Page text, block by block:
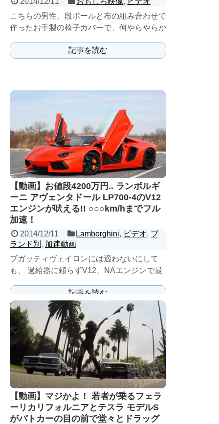
こちらの男性、段ボールと布の組み合わせで
作ったお手製の椅子カバーで、何やらやらか
記事を読む
【動画】お値段4200万円.. ランボルギ
ーニ アヴェンタドール LP700-4のV12
エンジンが吠える!! ○○○km/hまでフル
加速！
2014/12/11 Lamborghini, ビデオ, ブ
ランド別 , 加速動画
ブガッティヴェイロンには適わないにして
も、 過給器に頼らずV12、NAエンジンで最
パーカーら...
記事を読む
【動画】マジかよ！ 若者が乗るフェラ
ーリカリフォルニアとテスラ モデルS
がパトカーの目の前で堂々とドラッグ